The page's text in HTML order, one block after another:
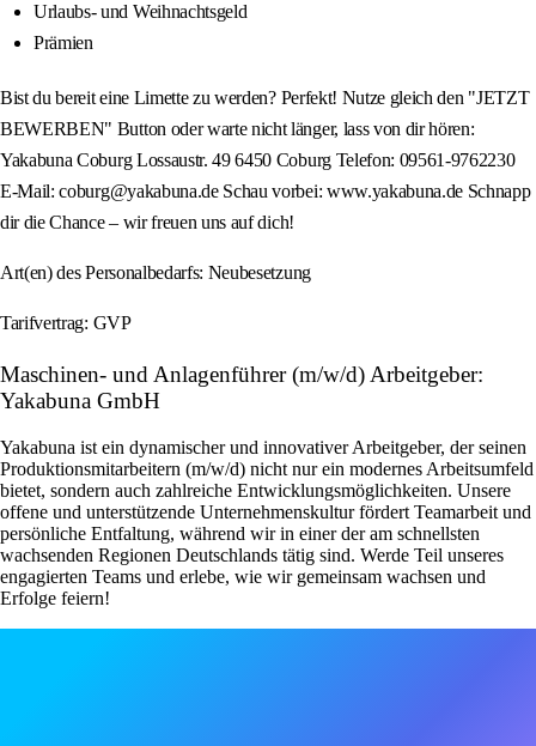
Urlaubs- und Weihnachtsgeld
Prämien
Bist du bereit eine Limette zu werden? Perfekt! Nutze gleich den "JETZT
BEWERBEN" Button oder warte nicht länger, lass von dir hören:
Yakabuna Coburg Lossaustr. 49 6450 Coburg Telefon: 09561-9762230
E-Mail: coburg@yakabuna.de Schau vorbei: www.yakabuna.de Schnapp
dir die Chance – wir freuen uns auf dich!
Art(en) des Personalbedarfs: Neubesetzung
Tarifvertrag: GVP
Maschinen- und Anlagenführer (m/w/d) Arbeitgeber:
Yakabuna GmbH
Yakabuna ist ein dynamischer und innovativer Arbeitgeber, der seinen
Produktionsmitarbeitern (m/w/d) nicht nur ein modernes Arbeitsumfeld
bietet, sondern auch zahlreiche Entwicklungsmöglichkeiten. Unsere
offene und unterstützende Unternehmenskultur fördert Teamarbeit und
persönliche Entfaltung, während wir in einer der am schnellsten
wachsenden Regionen Deutschlands tätig sind. Werde Teil unseres
engagierten Teams und erlebe, wie wir gemeinsam wachsen und
Erfolge feiern!